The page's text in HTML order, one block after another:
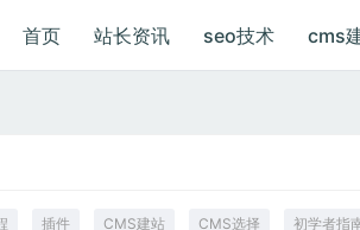
首页 站长资讯 seo技术 cms
插件 CMS建站 CMS选择 初学者指